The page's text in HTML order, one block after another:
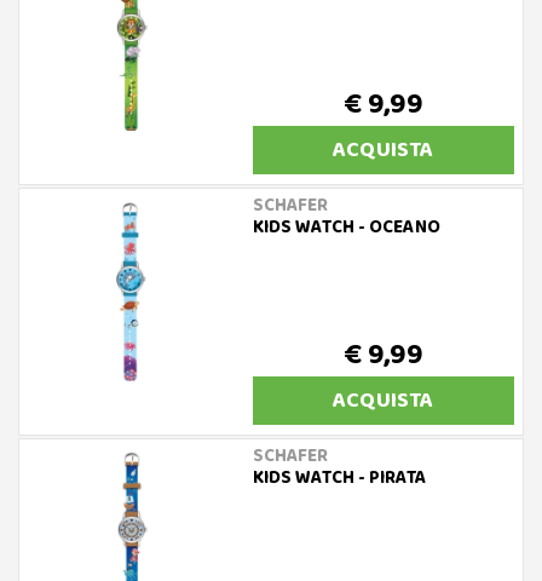
€ 9,99
ACQUISTA
SCHAFER
KIDS WATCH - OCEANO
€ 9,99
ACQUISTA
SCHAFER
KIDS WATCH - PIRATA